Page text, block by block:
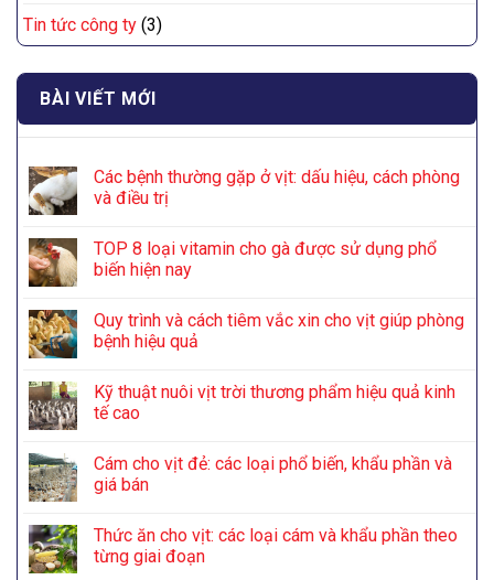
Tin tức công ty (3)
BÀI VIẾT MỚI
Các bệnh thường gặp ở vịt: dấu hiệu, cách phòng
và điều trị
TOP 8 loại vitamin cho gà được sử dụng phổ
biến hiện nay
Quy trình và cách tiêm vắc xin cho vịt giúp phòng
bệnh hiệu quả
Kỹ thuật nuôi vịt trời thương phẩm hiệu quả kinh
tế cao
Cám cho vịt đẻ: các loại phổ biến, khẩu phần và
giá bán
Thức ăn cho vịt: các loại cám và khẩu phần theo
từng giai đoạn